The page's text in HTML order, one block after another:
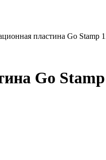
пластина Go Stamp
Go Stamp